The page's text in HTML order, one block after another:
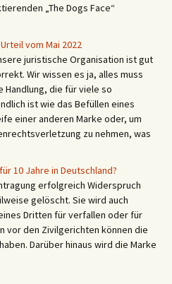
„The Dogs Face“
vom Mai 2022
juristische Organisation ist gut
Wir wissen es ja, alles muss
Handlung, die für viele so
ist wie das Befüllen eines
einer anderen Marke oder, um
zu nehmen, was
10 Jahre in Deutschland?
erfolgreich Widerspruch
gelöscht. Sie wird auch
Dritten für verfallen oder für
vor den Zivilgerichten können die
Darüber hinaus wird die Marke